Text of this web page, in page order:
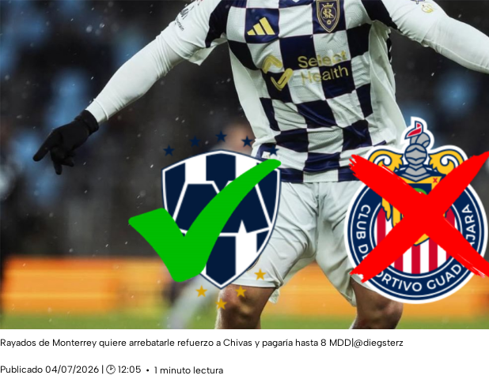
Rayados de Monterrey quiere arrebatarle refuerzo a Chivas y pagaría hasta 8 MDD|@diegsterz
Publicado 04/07/2026 | 🕑 12:05
1 minuto lectura